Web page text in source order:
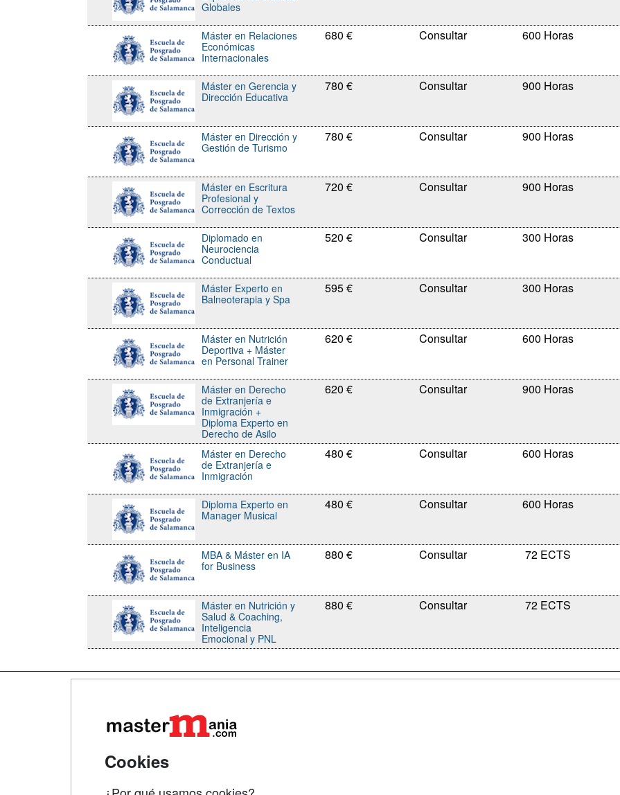
Globales
Máster en Relaciones
Económicas
Internacionales
680 € 600 Horas
Máster en Gerencia y
Dirección Educativa
780 € 900 Horas
Máster en Dirección y
Gestión de Turismo
780 € 900 Horas
Máster en Escritura
Profesional y
Corrección de Textos
720 € 900 Horas
Diplomado en
Neurociencia
Conductual
520 € 300 Horas
Máster Experto en
Balneoterapia y Spa
595 € 300 Horas
Máster en Nutrición
Deportiva + Máster
en Personal Trainer
620 € 600 Horas
Máster en Derecho
de Extranjería e
Inmigración +
Diploma Experto en
Derecho de Asilo
620 € 900 Horas
Máster en Derecho
de Extranjería e
Inmigración
480 € 600 Horas
Diploma Experto en
Manager Musical
480 € 600 Horas
MBA & Máster en IA
for Business
880 € 72 ECTS
Máster en Nutrición y
Salud & Coaching,
Inteligencia
Emocional y PNL
880 € 72 ECTS
Cookies